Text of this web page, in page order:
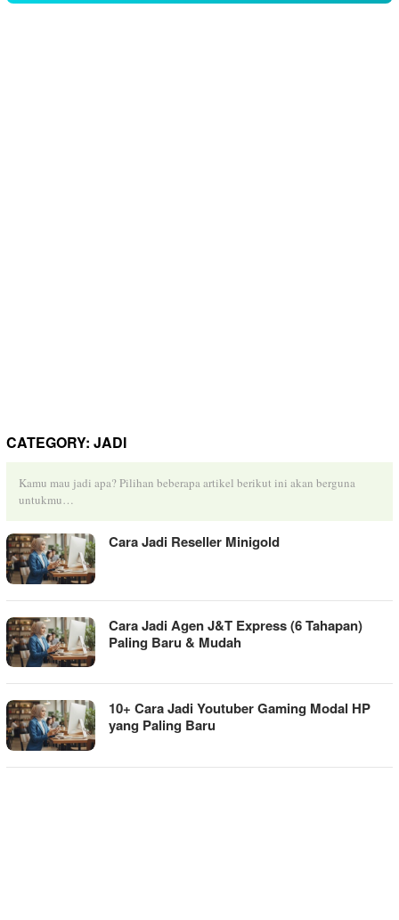
CATEGORY: JADI
Kamu mau jadi apa? Pilihan beberapa artikel berikut ini akan berguna
untukmu…
Cara Jadi Reseller Minigold
Cara Jadi Agen J&T Express (6 Tahapan)
Paling Baru & Mudah
10+ Cara Jadi Youtuber Gaming Modal HP
yang Paling Baru